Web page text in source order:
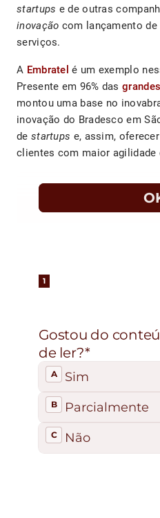
startups e de outras
inovação com lançamento
serviços.
A Embratel é um exemplo
Presente em 96% das
montou uma base no
inovação do Bradesco em
de startups e, assim,
clientes com maior agilidade